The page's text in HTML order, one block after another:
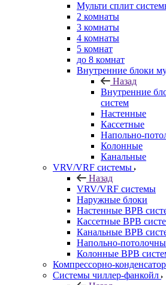
Мульти сплит
2 комнаты
3 комнаты
4 комнаты
5 комнат
до 8 комнат
Внутренние блоки
Назад
Внутренние
систем
Настенные
Кассетные
Напольно-
Колонные
Канальные
VRV/VRF системы
Назад
VRV/VRF системы
Наружные блоки
Настенные ВРВ
Кассетные ВРВ
Канальные ВРВ
Напольно-
Колонные ВРВ
Компрессорно-
Системы чиллер-фанкойл